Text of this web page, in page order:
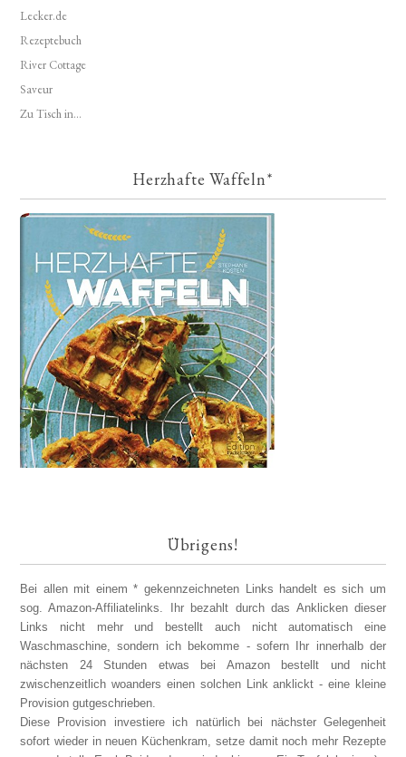
Lecker.de
Rezeptebuch
River Cottage
Saveur
Zu Tisch in...
Herzhafte Waffeln*
Übrigens!
Bei allen mit einem * gekennzeichneten Links handelt es sich um
sog. Amazon-Affiliatelinks. Ihr bezahlt durch das Anklicken dieser
Links nicht mehr und bestellt auch nicht automatisch eine
Waschmaschine, sondern ich bekomme - sofern Ihr innerhalb der
nächsten 24 Stunden etwas bei Amazon bestellt und nicht
zwischenzeitlich woanders einen solchen Link anklickt - eine kleine
Provision gutgeschrieben.
Diese Provision investiere ich natürlich bei nächster Gelegenheit
sofort wieder in neuen Küchenkram, setze damit noch mehr Rezepte